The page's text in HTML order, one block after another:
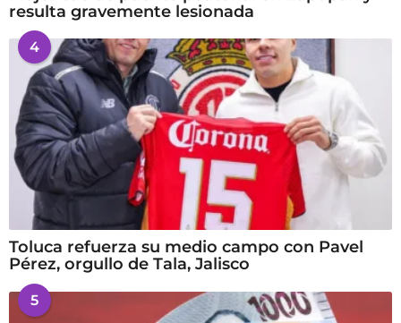
resulta gravemente lesionada
4
Toluca refuerza su medio campo con Pavel
Pérez, orgullo de Tala, Jalisco
5